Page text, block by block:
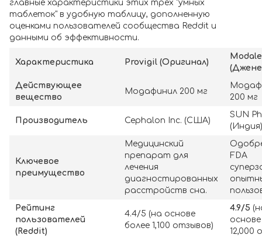
главные характеристики этих трех "умных
таблеток" в удобную таблицу, дополненную
оценками пользователей сообщества Reddit и
данными об эффективности.
Характеристика Provigil (Оригинал)
Действующее
вещество
Модафинил 200 мг
200 мг
Производитель Cephalon Inc. (США)
SUN
(Индия)
Ключевое
преимущество
Медицинский
препарат для
лечения
диагностированных
расстройств сна.
FDA
Рейтинг
пользователей
(Reddit)
4.4/5 (на основе
более 1,100 отзывов)
4.9/5
12,000